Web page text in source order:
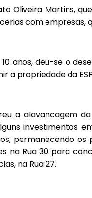
Oliveira Martins,
com empresas,
anos, deu-se o
a propriedade da
a alavancagem
investimentos
permanecendo
na Rua 30 para
na Rua 27.